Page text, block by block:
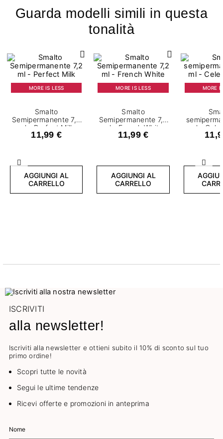
Guarda modelli simili in questa
tonalità
Precedente
MORE IS LESS
Smalto
Semipermanente 7,2
ml - Perfect Milk
11,99 €
AGGIUNGI AL
CARRELLO
MORE IS LESS
Smalto
Semipermanente 7,2
ml - French White
11,99 €
AGGIUNGI AL
CARRELLO
MORE
ml -
ISCRIVITI
alla newsletter!
Iscriviti alla newsletter e ottieni subito il 10% di sconto sul tuo
primo ordine!
Scopri tutte le novità
Segui le ultime tendenze
Ricevi offerte e promozioni in anteprima